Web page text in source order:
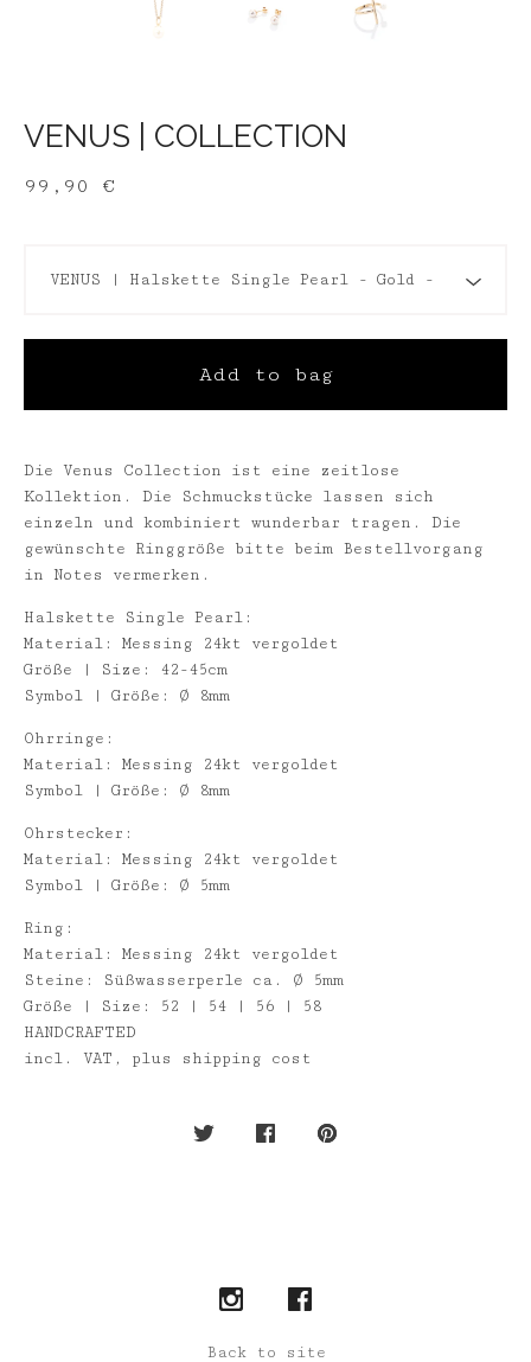
VENUS | COLLECTION
99,90 €
Add to bag
Die Venus Collection ist eine zeitlose
Kollektion. Die Schmuckstücke lassen sich
einzeln und kombiniert wunderbar tragen. Die
gewünschte Ringgröße bitte beim Bestellvorgang
in Notes vermerken.
Halskette Single Pearl:
Material: Messing 24kt vergoldet
Größe | Size: 42-45cm
Symbol | Größe: Ø 8mm
Ohrringe:
Material: Messing 24kt vergoldet
Symbol | Größe: Ø 8mm
Ohrstecker:
Material: Messing 24kt vergoldet
Symbol | Größe: Ø 5mm
Ring:
Material: Messing 24kt vergoldet
Steine: Süßwasserperle ca. Ø 5mm
Größe | Size: 52 | 54 | 56 | 58
HANDCRAFTED
incl. VAT, plus shipping cost
Back to site